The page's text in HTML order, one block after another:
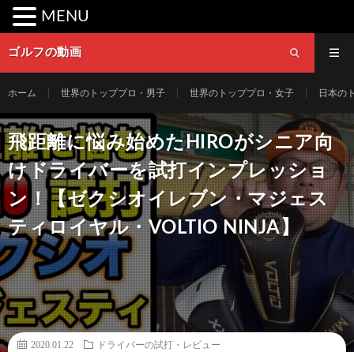
ゴルフの動画
ホーム 世界のトッププロ・男子 世界のトッププロ・女子 日本の
飛距離に悩み始めたHIROがシニア向
けドライバーを試打インプレッショ
ン！【ゼクシオイレブン・マジェス
ティロイヤル・VOLTIO NINJA】
2020.01.22
ドライバーの試打・レビュー
MENU